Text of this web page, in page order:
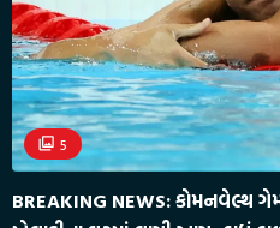
5
BREAKING NEWS: કોમનવેલ્થ